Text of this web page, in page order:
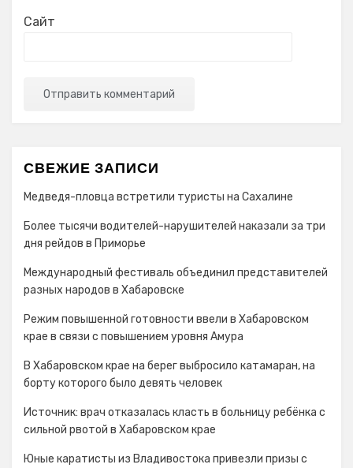
Сайт
СВЕЖИЕ ЗАПИСИ
Медведя-пловца встретили туристы на Сахалине
Более тысячи водителей-нарушителей наказали за три
дня рейдов в Приморье
Международный фестиваль объединил представителей
разных народов в Хабаровске
Режим повышенной готовности ввели в Хабаровском
крае в связи с повышением уровня Амура
В Хабаровском крае на берег выбросило катамаран, на
борту которого было девять человек
Источник: врач отказалась класть в больницу ребёнка с
сильной рвотой в Хабаровском крае
Юные каратисты из Владивостока привезли призы с